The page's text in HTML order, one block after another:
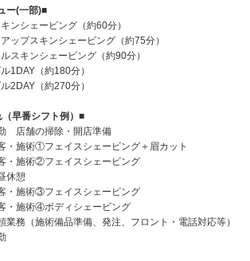
ー(一部)■
ンシェービング（約60分）
アップスキンシェービング（約75分）
スキンシェービング（約90分）
1DAY（約180分）
2DAY（約270分）
早番シフト例）■
店舗の掃除・開店準備
施術①フェイスシェービング＋眉カット
・施術②フェイスシェービング
休憩
施術③フェイスシェービング
施術④ボディシェービング
務（施術備品準備、発注、フロント・電話対応等）